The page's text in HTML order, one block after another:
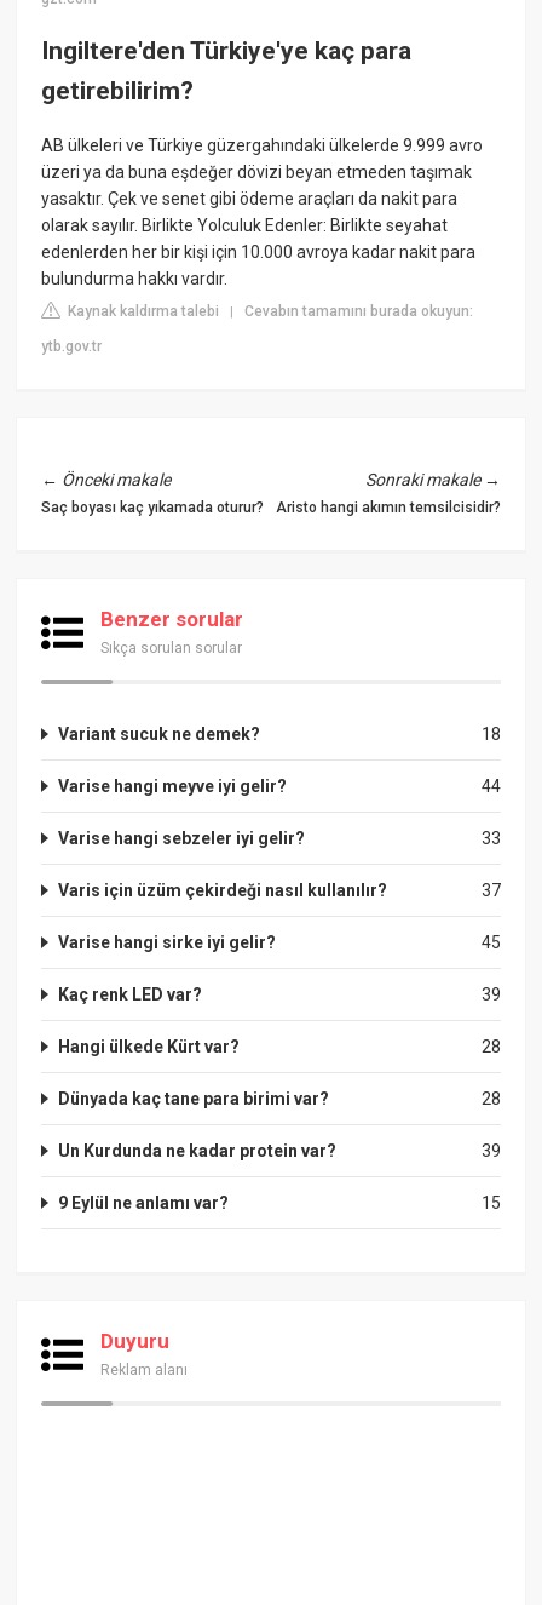
Ingiltere'den Türkiye'ye kaç para
getirebilirim?
AB ülkeleri ve Türkiye güzergahındaki ülkelerde 9.999 avro
üzeri ya da buna eşdeğer dövizi beyan etmeden taşımak
yasaktır. Çek ve senet gibi ödeme araçları da nakit para
olarak sayılır. Birlikte Yolculuk Edenler: Birlikte seyahat
edenlerden her bir kişi için 10.000 avroya kadar nakit para
bulundurma hakkı vardır.
Kaynak kaldırma talebi |Cevabın tamamını burada okuyun:
ytb.gov.tr
← Önceki makale
Saç boyası kaç yıkamada oturur?
Sonraki makale→
Aristo hangi akımın temsilcisidir?
Benzer sorular
Sıkça sorulan sorular
18
Variant sucuk ne demek?
44
Varise hangi meyve iyi gelir?
33
Varise hangi sebzeler iyi gelir?
37
Varis için üzüm çekirdeği nasıl kullanılır?
45
Varise hangi sirke iyi gelir?
39
Kaç renk LED var?
28
Hangi ülkede Kürt var?
28
Dünyada kaç tane para birimi var?
39
Un Kurdunda ne kadar protein var?
15
9 Eylül ne anlamı var?
Duyuru
Reklam alanı